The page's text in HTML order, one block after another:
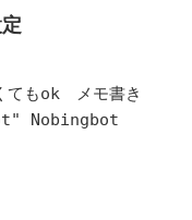
もok メモ書き
Nobingbot